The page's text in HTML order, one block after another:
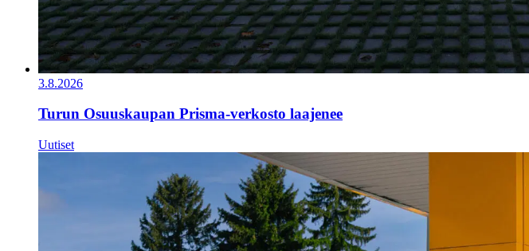
3.8.2026
Turun Osuuskaupan Prisma-verkosto laajenee
Uutiset